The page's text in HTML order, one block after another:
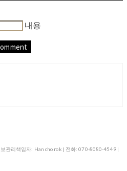
내용
관리책임자: Han cho rok | 전화: 070-8080-4549 |